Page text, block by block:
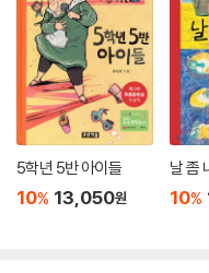
5학년 5반 아이들
10% 13,050원
날 좀
10%